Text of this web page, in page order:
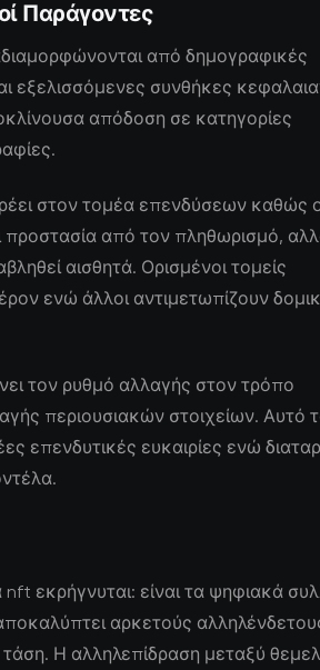
Παράγοντες
από δημογραφικές
εξελισσόμενες συνθήκες
απόδοση σε κατηγορίες
στον τομέα επενδύσεων καθώς
από τον πληθωρισμό,
αισθητά. Ορισμένοι τομείς
ενώ άλλοι αντιμετωπίζουν
τον ρυθμό αλλαγής στον τρόπο
περιουσιακών στοιχείων. Αυτό
επενδυτικές ευκαιρίες ενώ
εκρήγνυται: είναι τα ψηφιακά
αρκετούς
Η αλληλεπίδραση μεταξύ